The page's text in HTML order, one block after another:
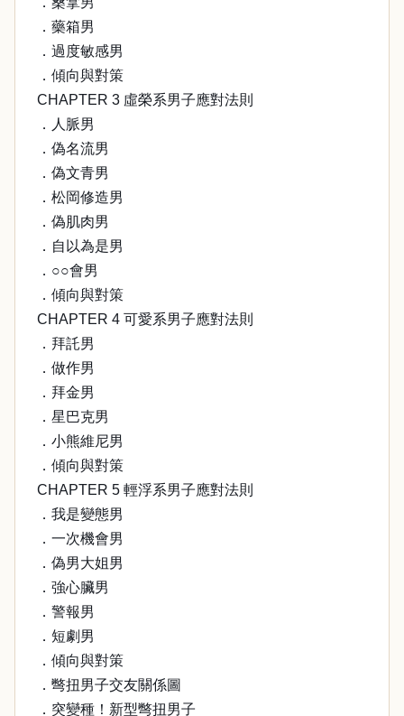
．藥箱男
．過度敏感男
．傾向與對策
CHAPTER 3 虛榮系男子應對法則
．人脈男
．偽名流男
．偽文青男
．松岡修造男
．偽肌肉男
．自以為是男
．○○會男
．傾向與對策
CHAPTER 4 可愛系男子應對法則
．拜託男
．做作男
．拜金男
．星巴克男
．小熊維尼男
．傾向與對策
CHAPTER 5 輕浮系男子應對法則
．我是變態男
．一次機會男
．偽男大姐男
．強心臟男
．警報男
．短劇男
．傾向與對策
．彆扭男子交友關係圖
．突變種！新型彆扭男子